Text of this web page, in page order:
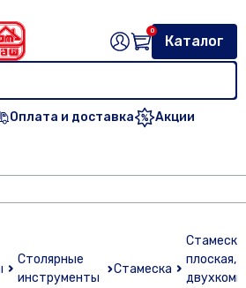
Оплата и доставка Акции
Каталог
0
Столярные
инструменты
Стамеска
плоская,